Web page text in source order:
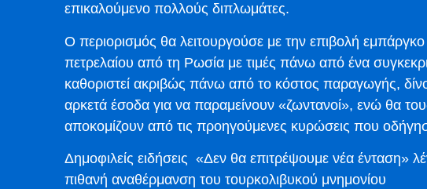
επικαλούμενο πολλούς διπλωμάτες.
Ο περιορισμός θα λειτουργούσε με την επιβολή
πετρελαίου από τη Ρωσία με τιμές πάνω από ένα
καθοριστεί ακριβώς πάνω από το κόστος παραγωγής,
αρκετά έσοδα για να παραμείνουν «ζωντανοί», ενώ θα
αποκομίζουν από τις προηγούμενες κυρώσεις που
Δημοφιλείς ειδήσεις «Δεν θα επιτρέψουμε νέα ένταση»
πιθανή αναθέρμανση του τουρκολιβυκού μνημονίου